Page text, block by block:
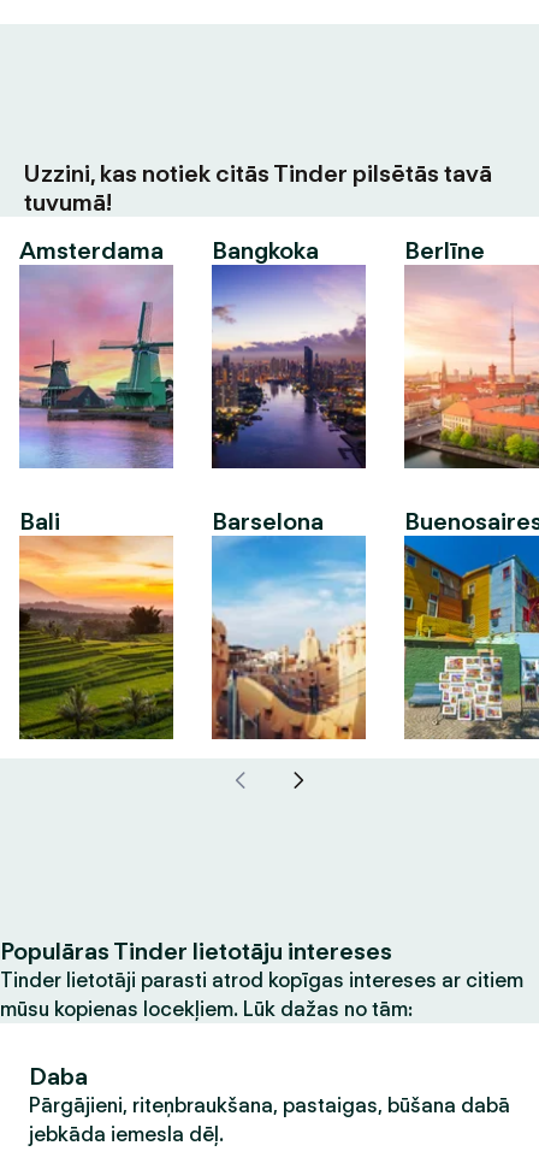
Uzzini, kas notiek citās Tinder pilsētās tavā
tuvumā!
Amsterdama
Bali
Bangkoka
Barselona
Berlīne
Populāras Tinder lietotāju intereses
Tinder lietotāji parasti atrod kopīgas intereses ar citiem
mūsu kopienas locekļiem. Lūk dažas no tām:
Daba
Pārgājieni, riteņbraukšana, pastaigas, būšana dabā
jebkāda iemesla dēļ.